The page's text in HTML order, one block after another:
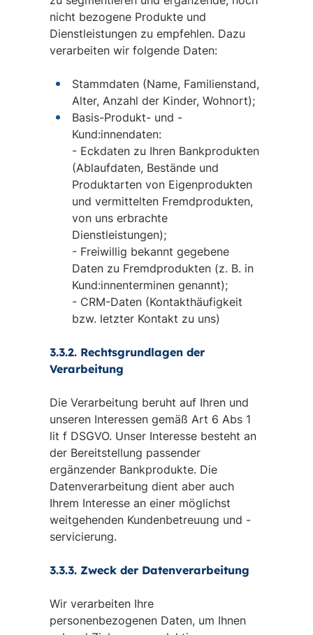
nicht bezogene Produkte und
Dienstleistungen zu empfehlen. Dazu
verarbeiten wir folgende Daten:
Stammdaten (Name, Familienstand,
Alter, Anzahl der Kinder, Wohnort);
Basis-Produkt- und -
Kund:innendaten:
- Eckdaten zu Ihren Bankprodukten
(Ablaufdaten, Bestände und
Produktarten von Eigenprodukten
und vermittelten Fremdprodukten,
von uns erbrachte
Dienstleistungen);
- Freiwillig bekannt gegebene
Daten zu Fremdprodukten (z. B. in
Kund:innenterminen genannt);
- CRM-Daten (Kontakthäufigkeit
bzw. letzter Kontakt zu uns)
3.3.2. Rechtsgrundlagen der
Verarbeitung
Die Verarbeitung beruht auf Ihren und
unseren Interessen gemäß Art 6 Abs 1
lit f DSGVO. Unser Interesse besteht an
der Bereitstellung passender
ergänzender Bankprodukte. Die
Datenverarbeitung dient aber auch
Ihrem Interesse an einer möglichst
weitgehenden Kundenbetreuung und -
servicierung.
3.3.3. Zweck der Datenverarbeitung
Wir verarbeiten Ihre
personenbezogenen Daten, um Ihnen